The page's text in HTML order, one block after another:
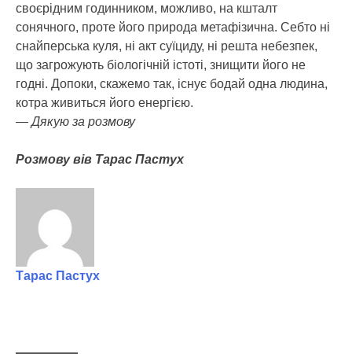
своєрідним годинником, можливо, на кшталт
сонячного, проте його природа метафізична. Себто ні
снайперська куля, ні акт суїциду, ні решта небезпек,
що загрожують біологічній істоті, знищити його не
годні. Допоки, скажемо так, існує бодай одна людина,
котра живиться його енергією.
— Дякую за розмову
Розмову вів Тарас Пастух
Тарас Пастух